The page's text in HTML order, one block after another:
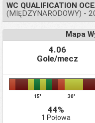
WC QUALIFICATION
(MIĘDZYNARODOWY) -
Mapa
4.06
Gole/mecz
15' 30'
44%
1 Połowa